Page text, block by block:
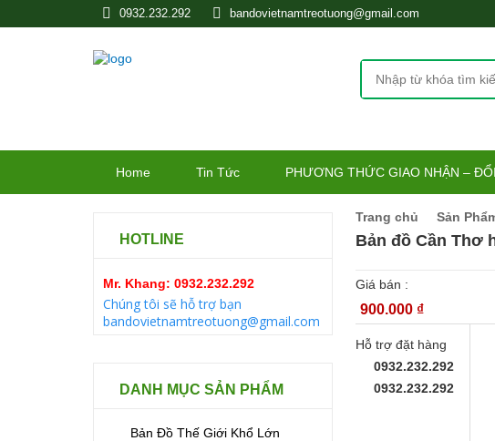
0932.232.292 bandovietnamtreotuong@gmail.com
Home Tin Tức PHƯƠNG THỨC GIAO NHẬN –
HOTLINE
Mr. Khang: 0932.232.292
Chúng tôi sẽ hỗ trợ bạn
bandovietnamtreotuong@gmail.com
DANH MỤC SẢN PHẨM
Bản Đồ Thế Giới Khổ Lớn
Trang chủ Sản
Bản đồ Cần Thơ
Giá bán :
900.000 ₫
Hỗ trợ đặt hàng
0932.232.292
0932.232.292